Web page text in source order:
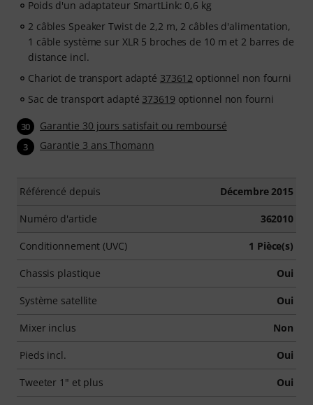
Poids d'un adaptateur SmartLink: 0,6 kg
2 câbles Speaker Twist de 2,2 m, 2 câbles d'alimentation,
1 câble système sur XLR 5 broches de 10 m et 2 barres de
distance incl.
Chariot de transport adapté 373612 optionnel non fourni
Sac de transport adapté 373619 optionnel non fourni
30 Garantie 30 jours satisfait ou remboursé
3 Garantie 3 ans Thomann
Référencé depuis Décembre 2015
Numéro d'article 362010
Conditionnement (UVC) 1 Pièce(s)
Chassis plastique Oui
Système satellite Oui
Mixer inclus Non
Pieds incl. Oui
Tweeter 1" et plus Oui